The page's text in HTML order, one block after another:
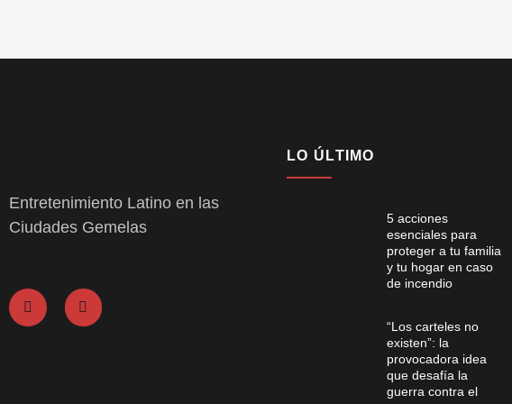
Entretenimiento Latino en las
Ciudades Gemelas
LO ÚLTIMO
5 acciones
esenciales para
proteger a tu familia
y tu hogar en caso
de incendio
“Los carteles no
existen”: la
provocadora idea
que desafía la
guerra contra el